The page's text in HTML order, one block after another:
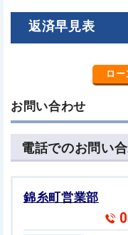
返済早見表
ロ
お問い合わせ
電話でのお問い
錦糸町営業部